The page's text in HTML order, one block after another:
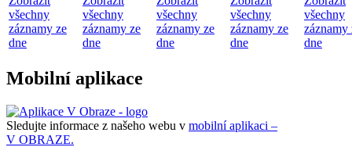
všechny
záznamy ze
dne
všechny
záznamy ze
dne
všechny
záznamy ze
dne
všechny
záznamy ze
dne
všechny
záznamy
dne
Mobilní aplikace
Sledujte informace z našeho webu v mobilní aplikaci –
V OBRAZE.